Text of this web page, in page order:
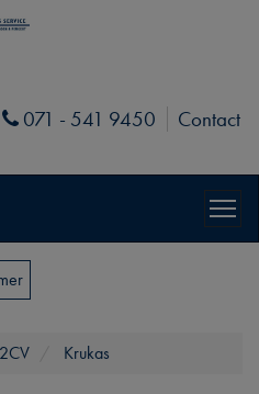
Phone
071 - 541 9450
Contact
Krukas